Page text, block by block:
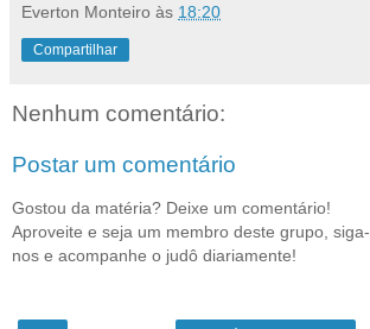
Everton Monteiro às 18:20
Compartilhar
Nenhum comentário:
Postar um comentário
Gostou da matéria? Deixe um comentário!
Aproveite e seja um membro deste grupo, siga-
nos e acompanhe o judô diariamente!